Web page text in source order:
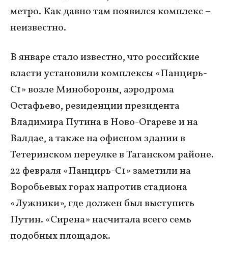
метро. Как давно там появился комплекс –
неизвестно.
В январе стало известно, что российские
власти установили комплексы «Панцирь-
С1» возле Минобороны, аэродрома
Остафьево, резиденции президента
Владимира Путина в Ново-Огареве и на
Валдае, а также на офисном здании в
Тетеринском переулке в Таганском районе.
22 февраля «Панцирь-С1» заметили на
Воробьевых горах напротив стадиона
«Лужники», где должен был выступить
Путин. «Сирена» насчитала всего семь
подобных площадок.